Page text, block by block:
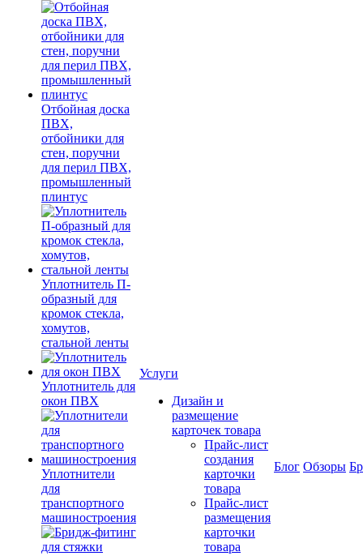
Отбойная доска
ПВХ,
отбойники для
стен, поручни
для перил ПВХ,
промышленный
плинтус
Уплотнитель П-
образный для
кромок стекла,
хомутов,
стальной ленты
Уплотнитель для
окон ПВХ
Уплотнители
для
транспортного
машиностроения
Услуги
Дизайн и
размещение
карточек товара
Прайс-лист
создания
карточки
товара
Прайс-лист
размещения
карточки
товара
Блог Обзоры